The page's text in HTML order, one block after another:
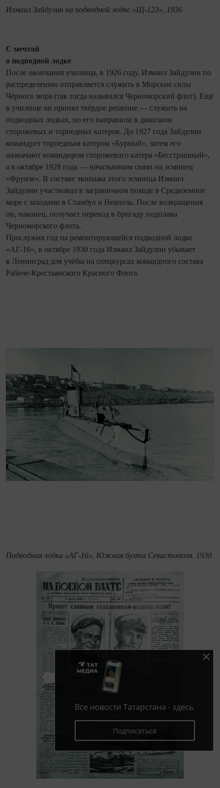
Измаил Зайдулин на подводной лодке «Щ-123». 1936
С мечтой
о подводной лодке
После окончания училища, в 1926 году, Измаил Зайдулин по
распределению отправляется служить в Морские силы
Чёрного моря (так тогда назывался Черноморский флот). Ещё
в училище он принял твёрдое решение — служить на
подводных лодках, но его направили в дивизион
сторожевых и торпедных катеров. До 1927 года Зайдулин
командует торпедным катером «Бурный», затем его
назначают командиром сторожевого катера «Бесстрашный»,
а в октябре 1928 года — начальником связи на эсминец
«Фрунзе». В составе экипажа этого эсминца Измаил
Зайдулин участвовал в заграничном походе в Средиземное
море с заходами в Стамбул и Неаполь. После возвращения
он, наконец, получает перевод в бригаду подплава
Черноморского флота.
Прослужив год на ремонтирующейся подводной лодке
«АГ-16», в октябре 1930 года Измаил Зай­дулин убывает
в Ленинград для учёбы на спецкурсах командного состава
Рабоче-Крестьянского Красного Флота.
Подводная лодка «АГ-16». Южная бухта Севастополя. 1930
Все новости Татарстана - здесь
Подписаться